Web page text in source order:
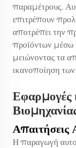
παραμέτρους.
επιτρέπουν
αποτρέπει την
προϊόντων μέσω
μειώνοντας τα
ικανοποίηση
Εφαρμογές
Απαιτήσεις
Η παραγωγή